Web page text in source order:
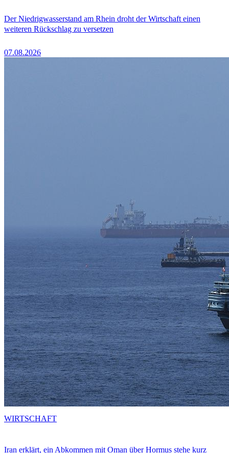
Der Niedrigwasserstand am Rhein droht der Wirtschaft einen
weiteren Rückschlag zu versetzen
07.08.2026
Iran erklärt, ein Abkommen mit Oman über Hormus stehe kurz
WIRTSCHAFT